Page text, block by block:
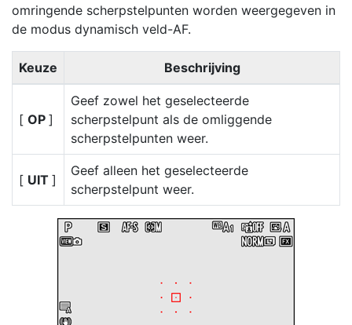
omringende scherpstelpunten worden weergegeven in
de modus dynamisch veld-AF.
Keuze Beschrijving
[ OP ]
Geef zowel het geselecteerde
scherpstelpunt als de omliggende
scherpstelpunten weer.
[ UIT ]
Geef alleen het geselecteerde
scherpstelpunt weer.